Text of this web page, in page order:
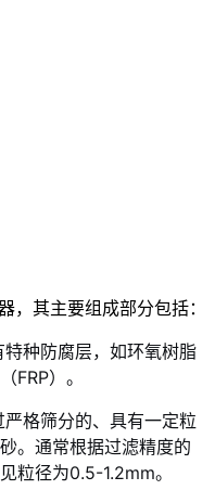
，其主要组成部分包括：
种防腐层，如环氧树脂
FRP）。
格筛分的、具有一定粒
。通常根据过滤精度的
粒径为0.5-1.2mm。